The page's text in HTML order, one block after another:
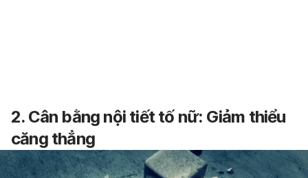
2. Cân bằng nội tiết tố nữ: Giảm thiểu
căng thẳng